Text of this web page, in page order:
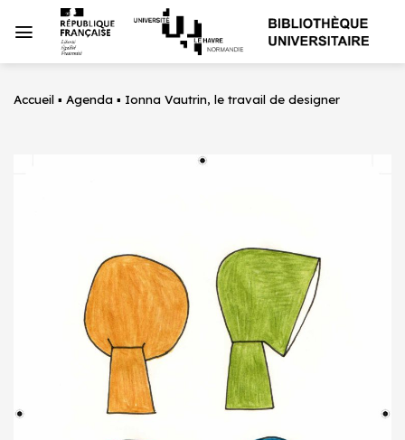
au
Accueil ▪ Agenda ▪ Ionna Vautrin, le travail de designer